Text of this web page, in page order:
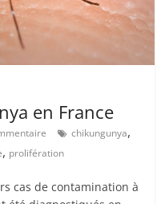
en France
chikungunya,
, prolifération
cas de contamination à